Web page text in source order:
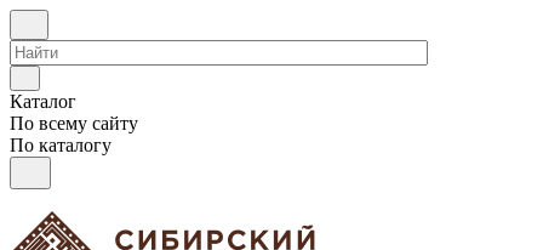
Каталог
По всему сайту
По каталогу